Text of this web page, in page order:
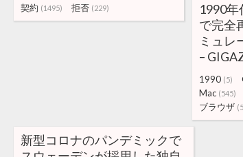
契約 (1495) 拒否 (229)
1990
で完全
ミュレ
–
1990 (5)
Mac (545)
ブラウザ
新型コロナのパンデミックで